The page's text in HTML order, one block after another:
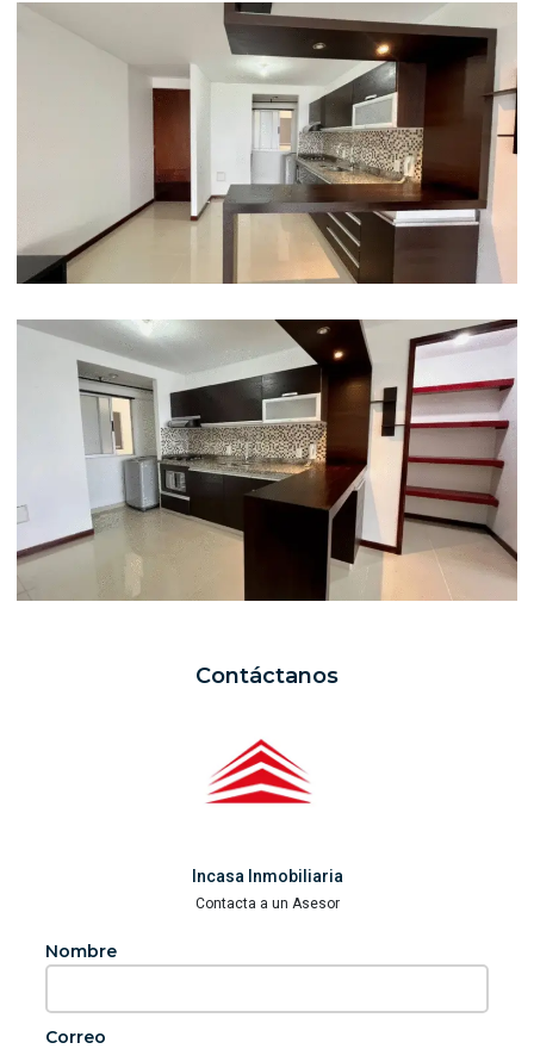
Contáctanos
Incasa Inmobiliaria
Contacta a un Asesor
Nombre
Correo